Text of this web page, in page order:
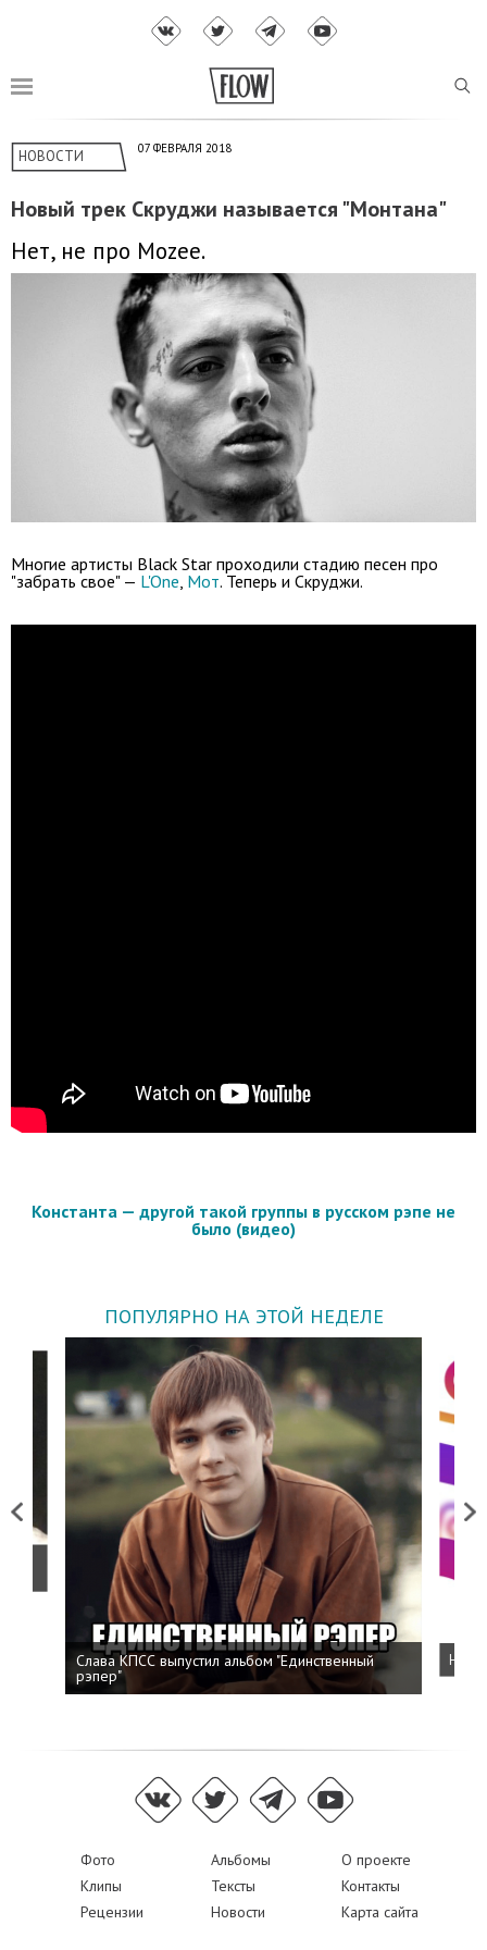
НОВОСТИ 07 ФЕВРАЛЯ 2018
Новый трек Скруджи называется "Монтана"
Нет, не про Mozee.
Многие артисты Black Star проходили стадию песен про
"забрать свое" — L'One, Мот. Теперь и Скруджи.
Константа — другой такой группы в русском рэпе не
было (видео)
ПОПУЛЯРНО НА ЭТОЙ НЕДЕЛЕ
Previous
Слава КПСС выпустил альбом "Единственный
рэпер"
Next
Фото Альбомы
О проекте
Клипы
Тексты
Контакты
Рецензии
Новости Карта сайта